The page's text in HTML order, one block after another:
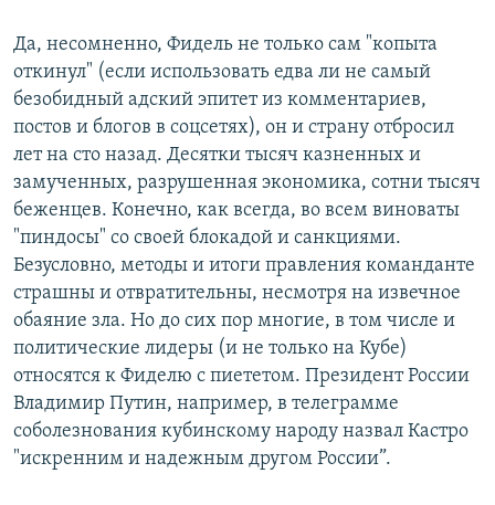
Да, несомненно, Фидель не только сам "копыта
откинул" (если использовать едва ли не самый
безобидный адский эпитет из комментариев,
постов и блогов в соцсетях), он и страну отбросил
лет на сто назад. Десятки тысяч казненных и
замученных, разрушенная экономика, сотни тысяч
беженцев. Конечно, как всегда, во всем виноваты
"пиндосы" со своей блокадой и санкциями.
Безусловно, методы и итоги правления команданте
страшны и отвратительны, несмотря на извечное
обаяние зла. Но до сих пор многие, в том числе и
политические лидеры (и не только на Кубе)
относятся к Фиделю с пиететом. Президент России
Владимир Путин, например, в телеграмме
соболезнования кубинскому народу назвал Кастро
"искренним и надежным другом России”.